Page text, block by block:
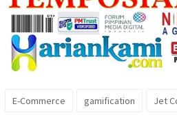
E-Commerce gamification Jet